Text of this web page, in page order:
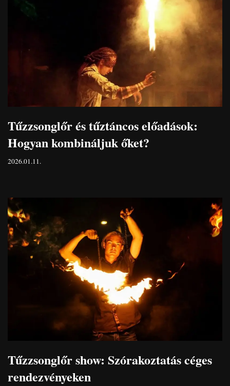
Tűzzsonglőr és tűztáncos előadások:
Hogyan kombináljuk őket?
2026.01.11.
Tűzzsonglőr show: Szórakoztatás céges
rendezvényeken